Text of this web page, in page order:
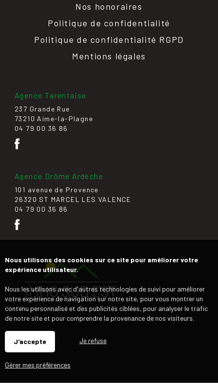
Nos honoraires
Politique de confidentialité
Politique de confidentialité RGPD
Mentions légales
Agence Tarentaise
237 Grande Rue
73210 Aime-la-Plagne
04 79 00 36 86
Agence Drôme Ardèche
101 avenue de Provence
26320 ST MARCEL LES VALENCE
04 79 00 36 86
Nous utilisons des cookies sur ce site pour améliorer votre
expérience utilisateur.
Nous les utilisons avec d'autres technologies de suivi pour améliorer
votre expérience de navigation sur notre site, pour vous montrer un
contenu personnalisé et des publicités ciblées, pour analyser le trafic
de notre site et pour comprendre la provenance de nos visiteurs.
J'accepte Je refuse
Gérer mes préférences